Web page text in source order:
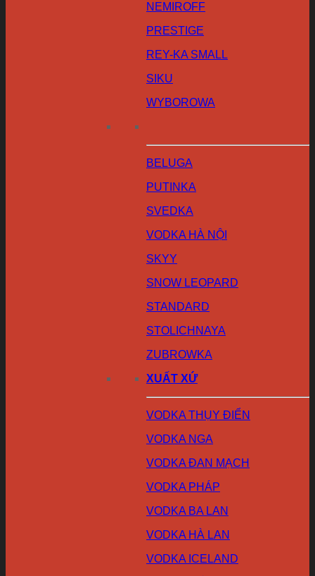
NEMIROFF
PRESTIGE
REY-KA SMALL
SIKU
WYBOROWA
BELUGA
PUTINKA
SVEDKA
VODKA HÀ NỘI
SKYY
SNOW LEOPARD
STANDARD
STOLICHNAYA
ZUBROWKA
XUẤT XỨ
VODKA THỤY ĐIỂN
VODKA NGA
VODKA ĐAN MẠCH
VODKA PHÁP
VODKA BA LAN
VODKA HÀ LAN
VODKA ICELAND